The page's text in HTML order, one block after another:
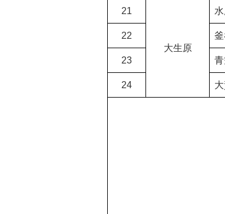
21
大生原
22
23 青
24